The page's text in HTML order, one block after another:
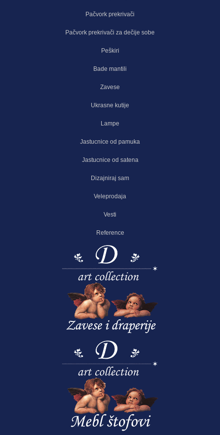
Pačvork prekrivači
Pačvork prekrivači za dečije sobe
Peškiri
Bade mantili
Zavese
Ukrasne kutije
Lampe
Jastucnice od pamuka
Jastucnice od satena
Dizajniraj sam
Veleprodaja
Vesti
Reference